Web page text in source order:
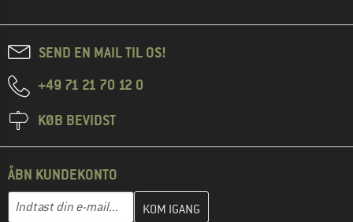
SEND EN MAIL TIL OS!
+49 71 21 70 12 0
KØB BEVIDST
ÅBN KUNDEKONTO
E-mail-adresse
Indtast din e-mailadresse her, og opret i næste trin din